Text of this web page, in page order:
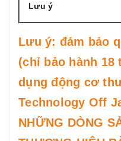
Lưu ý
Lưu ý: đảm bảo
(chỉ bảo hành 18
dụng động cơ
Technology Off
NHỮNG DÒNG